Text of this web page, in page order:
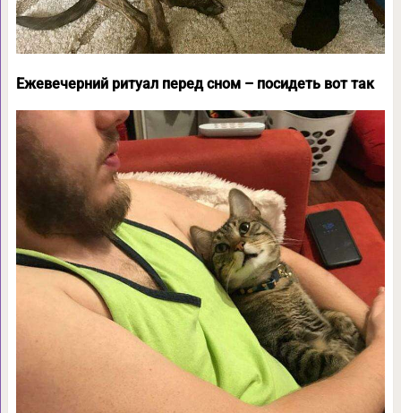
Ежевечерний ритуал перед сном – посидеть вот так